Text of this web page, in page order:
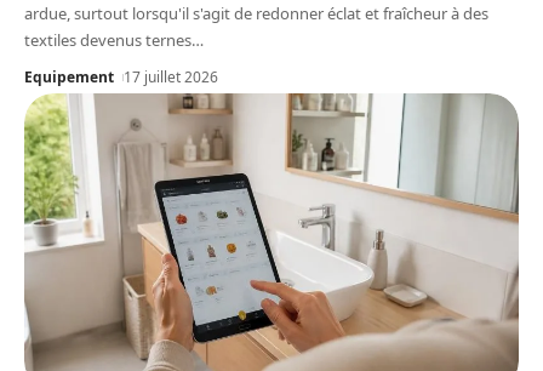
ardue, surtout lorsqu'il s'agit de redonner éclat et fraîcheur à des
textiles devenus ternes…
Equipement 17 juillet 2026